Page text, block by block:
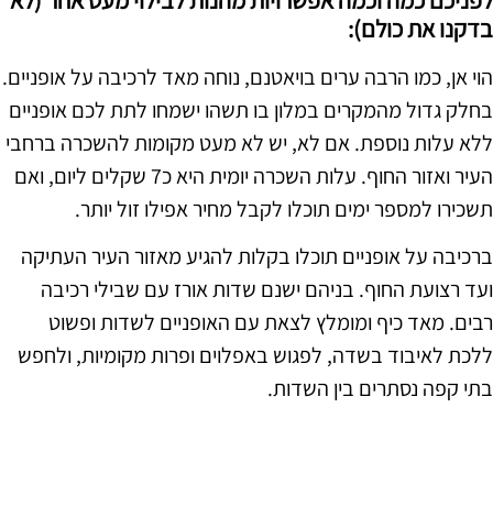
בדקנו את כולם):
הוי אן, כמו הרבה ערים בויאטנם, נוחה מאד לרכיבה על אופניים.
בחלק גדול מהמקרים במלון בו תשהו ישמחו לתת לכם אופניים
ללא עלות נוספת. אם לא, יש לא מעט מקומות להשכרה ברחבי
העיר ואזור החוף. עלות השכרה יומית היא כ7 שקלים ליום, ואם
תשכירו למספר ימים תוכלו לקבל מחיר אפילו זול יותר.
ברכיבה על אופניים תוכלו בקלות להגיע מאזור העיר העתיקה
ועד רצועת החוף. בניהם ישנם שדות אורז עם שבילי רכיבה
רבים. מאד כיף ומומלץ לצאת עם האופניים לשדות ופשוט
ללכת לאיבוד בשדה, לפגוש באפלוים ופרות מקומיות, ולחפש
בתי קפה נסתרים בין השדות.